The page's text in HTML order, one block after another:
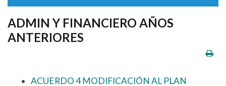
ADMIN Y FINANCIERO AÑOS
ANTERIORES
ACUERDO 4 MODIFICACIÓN AL PLAN